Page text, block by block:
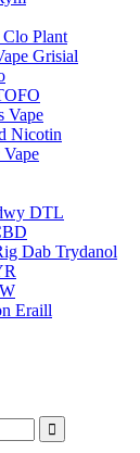
Clo Plant
Grisial
Vape
Nicotin
DTL
Dab Trydanol
Eraill